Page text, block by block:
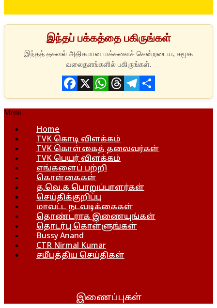
இந்தப் பக்கத்தை பகிருங்கள்
Facebook
X WhatsApp
ThreadsTelegram
Share
Menu
Home
TVK கொடி விளக்கம்
TVK கொள்கைத் தலைவர்கள்
TVK பெயர் விளக்கம்
எங்களைப் பற்றி
கொள்கைகள்
த.வெ.க பொறுப்பாளர்கள்
செய்திக்குறிப்பு
மாவட்ட நடவடிக்கைகள்
தொண்டராக இணையுங்கள்
தொடர்பு கொள்ளுங்கள்
Bussy Anand
CTR Nirmal Kumar
சமீபத்திய செய்திகள்
இணைப்புகள்